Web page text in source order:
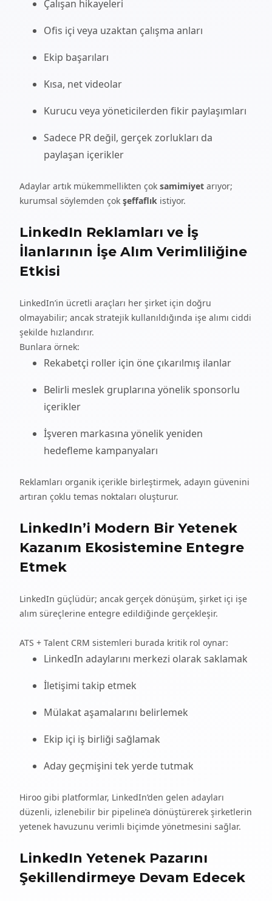
Çalışan hikayeleri
Ofis içi veya uzaktan çalışma anları
Ekip başarıları
Kısa, net videolar
Kurucu veya yöneticilerden fikir paylaşımları
Sadece PR değil, gerçek zorlukları da
paylaşan içerikler
Adaylar artık mükemmellikten çok samimiyet arıyor;
kurumsal söylemden çok şeffaflık istiyor.
LinkedIn Reklamları ve İş
İlanlarının İşe Alım Verimliliğine
Etkisi
LinkedIn’in ücretli araçları her şirket için doğru
olmayabilir; ancak stratejik kullanıldığında işe alımı ciddi
şekilde hızlandırır.
Bunlara örnek:
Rekabetçi roller için öne çıkarılmış ilanlar
Belirli meslek gruplarına yönelik sponsorlu
içerikler
İşveren markasına yönelik yeniden
hedefleme kampanyaları
Reklamları organik içerikle birleştirmek, adayın güvenini
artıran çoklu temas noktaları oluşturur.
LinkedIn’i Modern Bir Yetenek
Kazanım Ekosistemine Entegre
Etmek
LinkedIn güçlüdür; ancak gerçek dönüşüm, şirket içi işe
alım süreçlerine entegre edildiğinde gerçekleşir.
ATS + Talent CRM sistemleri burada kritik rol oynar:
LinkedIn adaylarını merkezi olarak saklamak
İletişimi takip etmek
Mülakat aşamalarını belirlemek
Ekip içi iş birliği sağlamak
Aday geçmişini tek yerde tutmak
Hiroo gibi platformlar, LinkedIn’den gelen adayları
düzenli, izlenebilir bir pipeline’a dönüştürerek şirketlerin
yetenek havuzunu verimli biçimde yönetmesini sağlar.
LinkedIn Yetenek Pazarını
Şekillendirmeye Devam Edecek